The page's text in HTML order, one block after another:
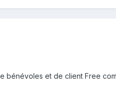
bénévoles et de client Free